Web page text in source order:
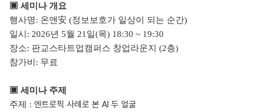
▣ 세미나 개요
행사명: 온앤安 (정보보호가 일상이 되는 순간)
일시 : 2026년 5월 21 일(목) 18:30 ~ 19:30
장소: 판교스타트업캠퍼스 창업라운지 (2층)
참가비 : 무료
▣ 세미나 주제
주제 : 엔트로픽 사례로 본 AI 두 얼굴